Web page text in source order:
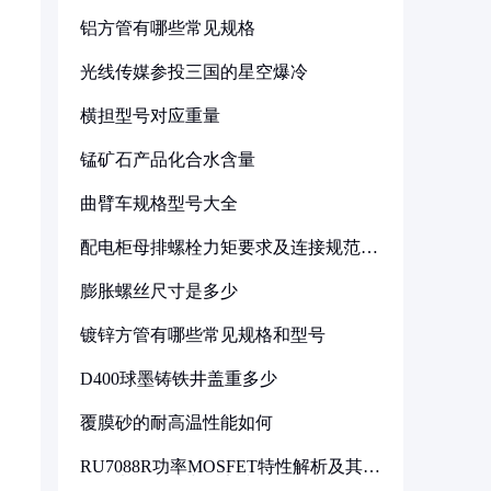
铝方管有哪些常见规格
光线传媒参投三国的星空爆冷
横担型号对应重量
锰矿石产品化合水含量
曲臂车规格型号大全
配电柜母排螺栓力矩要求及连接规范详
膨胀螺丝尺寸是多少
镀锌方管有哪些常见规格和型号
D400球墨铸铁井盖重多少
覆膜砂的耐高温性能如何
RU7088R功率MOSFET特性解析及其在